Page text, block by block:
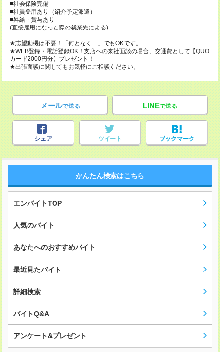
■社会保険完備
■社員登用あり（紹介予定派遣）
■昇給・賞与あり
(直接雇用になった際の就業先による)
★志望動機は不要！「何となく…」でもOKです。
★WEB登録・電話登録OK！支店への来社面談の場合、交通費として【QUO
カード2000円分】プレゼント！
★出張面談に関してもお気軽にご相談ください。
メールで送る LINEで送る
シェア ツイート ブックマーク
かんたん検索はこちら
エンバイトTOP
人気のバイト
あなたへのおすすめバイト
最近見たバイト
詳細検索
バイトQ&A
アンケート&プレゼント